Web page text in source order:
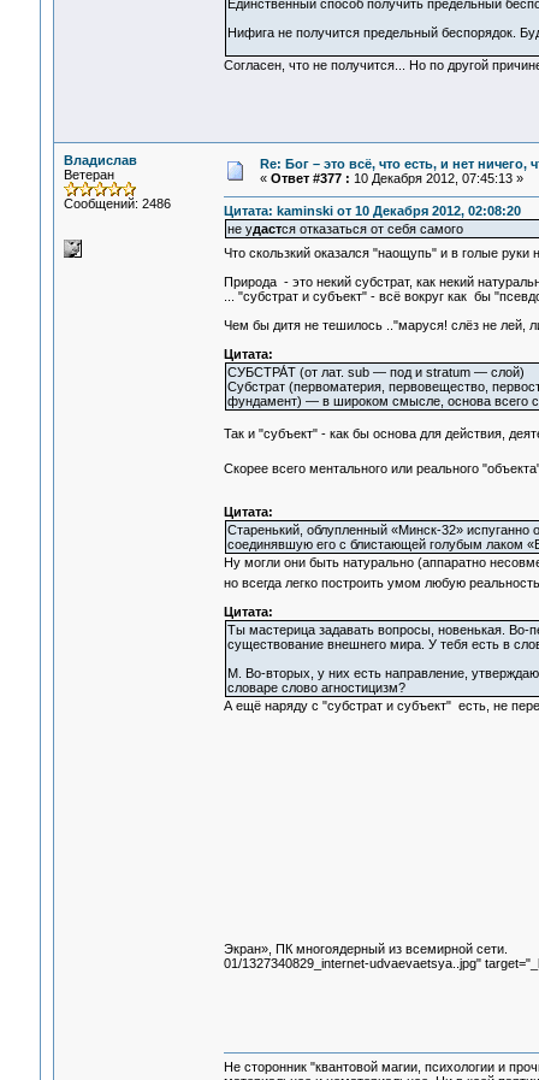
Единственный способ получить предельный
Нифига не получится предельный беспорядок.
Согласен, что не получится... Но по другой
Владислав
Ветеран
Сообщений: 2486
Re: Бог – это всё, что есть, и нет
« Ответ #377 : 10 Декабря 2012, 07:45:13 »
Цитата: kaminski от 10 Декабря 2012, 02:08:20
не удастся отказаться от себя самого
Что скользкий оказался "наощупь" и в голые руки
Природа - это некий субстрат, как некий
... "субстрат и субъект" - всё вокруг как бы
Чем бы дитя не тешилось .."маруся! слёз не лей,
Цитата:
СУБСТРА́Т (от лат. sub — под и stratum — слой)
Субстрат (первоматерия, первовещество,
фундамент) — в широком смысле, основа всего
Так и "субъект" - как бы основа для действия,
Скорее всего ментального или реального
Цитата:
Старенький, облупленный «Минск-32»
соединявшую его с блистающей голубым лаком
Ну могли они быть натурально (аппаратно
но всегда легко построить умом любую
Цитата:
Ты мастерица задавать вопросы, новенькая.
существование внешнего мира. У тебя есть в
М. Во-вторых, у них есть направление,
словаре слово агностицизм?
А ещё наряду с "субстрат и субъект" есть, не
Экран», ПК многоядерный из всемирной сети.
01/1327340829_internet-udvaevaetsya..jpg"
Не сторонник "квантовой магии, психологии и